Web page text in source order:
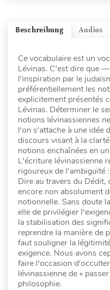
Audios
Beschreibung
Ce vocabulaire est un
Lévinas. C'est dire que
l'inspiration par le
préférentiellement les
explicitement présentés
Lévinas. Déterminer le
notions lévinassiennes
l'on s'attache à une idée
discours visant à la
notions enchaînées en
L'écriture lévinassienne
rigoureux de l'ambiguïté
Dire au travers du Dédit,
encore non absolument
notionnelle. Sans doute
elle de privilégier
la stabilisation des
reprendre la manière de
faut souligner la
exigence. Nous avons
faire l'occasion
lévinassienne de «
philosophie.